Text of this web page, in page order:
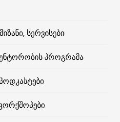
სერვისები
პროგრამა